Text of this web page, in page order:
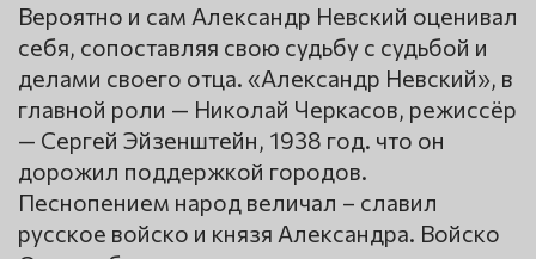
Вероятно и сам Александр Невский оценивал
себя, сопоставляя свою судьбу с судьбой и
делами своего отца. «Александр Невский», в
главной роли — Николай Черкасов, режиссёр
— Сергей Эйзенштейн, 1938 год. что он
дорожил поддержкой городов.
Песнопением народ величал – славил
русское войско и князя Александра. Войско